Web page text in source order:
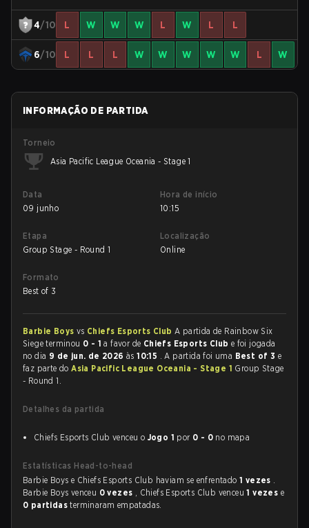
4/10 L W W W L W L L
6/10 L L L W W W W W L W
INFORMAÇÃO DE PARTIDA
Torneio
Asia Pacific League Oceania - Stage 1
Data
09 junho
Hora de início
10:15
Etapa
Group Stage - Round 1
Localização
Online
Formato
Best of 3
Barbie Boys vs Chiefs Esports ClubA partida de Rainbow Six
Siege terminou 0 - 1 a favor de Chiefs Esports Club e foi jogada
no dia 9 de jun. de 2026às10:15 . A partida foi uma Best of 3 e
faz parte doAsia Pacific League Oceania - Stage 1 Group Stage
- Round 1.
Detalhes da partida
Chiefs Esports Club venceu o Jogo 1 por 0 - 0 no mapa
Estatísticas Head-to-head
Barbie Boys e Chiefs Esports Club haviam se enfrentado 1 vezes .
Barbie Boys venceu 0 vezes , Chiefs Esports Club venceu1 vezes e
0 partidasterminaram empatadas.